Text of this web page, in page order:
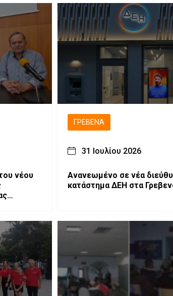
νέου
ΓΡΕΒΕΝΆ
31 Ιουλίου 2026
Ανανεωμένο σε νέα
κατάστημα ΔΕΗ στα